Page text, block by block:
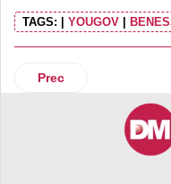
TAGS: YOUGOV
Articolo precedente:
Prec